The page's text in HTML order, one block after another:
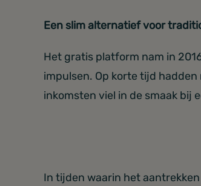
Een slim alternatief voor
Het gratis platform nam in
impulsen. Op korte tijd
inkomsten viel in de smaak bij
In tijden waarin het